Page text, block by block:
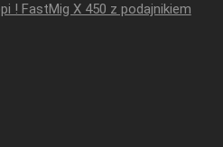
! FastMig X 450 z podajnikiem